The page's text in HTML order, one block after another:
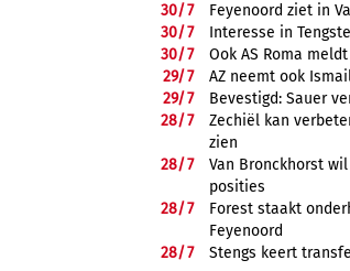
30/7
Feyenoord ziet in
30/7
Interesse in
30/7
Ook AS Roma
29/7
AZ neemt ook
29/7
Bevestigd: Sauer
28/7
Zechiël kan
zien
28/7
Van Bronckhorst
posities
28/7
Forest staakt
Feyenoord
28/7 Stengs keert